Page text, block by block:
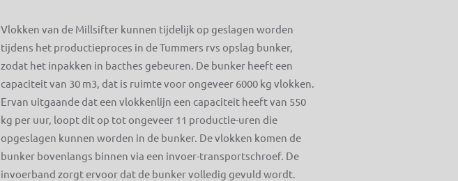
Vlokken van de Millsifter kunnen tijdelijk op geslagen worden
tijdens het productieproces in de Tummers rvs opslag bunker,
zodat het inpakken in bacthes gebeuren. De bunker heeft een
capaciteit van 30 m3, dat is ruimte voor ongeveer 6000 kg vlokken.
Ervan uitgaande dat een vlokkenlijn een capaciteit heeft van 550
kg per uur, loopt dit op tot ongeveer 11 productie-uren die
opgeslagen kunnen worden in de bunker. De vlokken komen de
bunker bovenlangs binnen via een invoer-transportschroef. De
invoerband zorgt ervoor dat de bunker volledig gevuld wordt.